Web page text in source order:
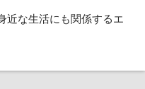
近な生活にも関係するエ